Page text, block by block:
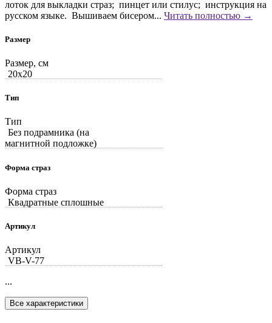
лоток для выкладки страз; пинцет или стилус; инструкция на
русском языке. Вышиваем бисером... Читать полностью →
Размер
Размер, см
20x20
Тип
Тип
Без подрамника (на
магнитной подложке)
Форма страз
Форма страз
Квадратные сплошные
Артикул
Артикул
VB-V-77
...
Все характеристики